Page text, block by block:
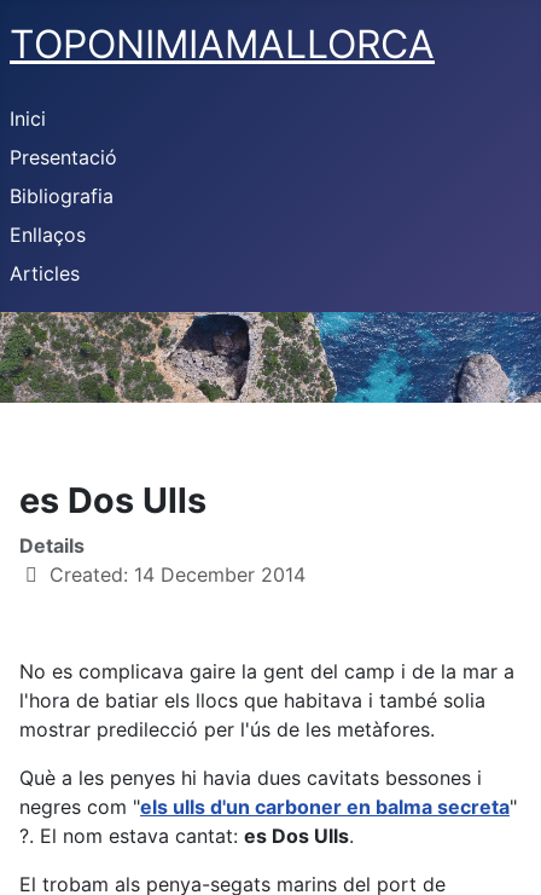
TOPONIMIAMALLORCA
Inici
Presentació
Bibliografia
Enllaços
Articles
es Dos Ulls
Details
Created: 14 December 2014
No es complicava gaire la gent del camp i de la mar a
l'hora de batiar els llocs que habitava i també solia
mostrar predilecció per l'ús de les metàfores.
Què a les penyes hi havia dues cavitats bessones i
negres com "els ulls d'un carboner en balma secreta"
?. El nom estava cantat: es Dos Ulls.
El trobam als penya-segats marins del port de